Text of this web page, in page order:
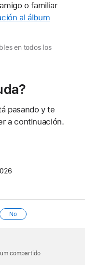
o familiar
al álbum
en todos los
pasando y te
a continuación.
No
compartido